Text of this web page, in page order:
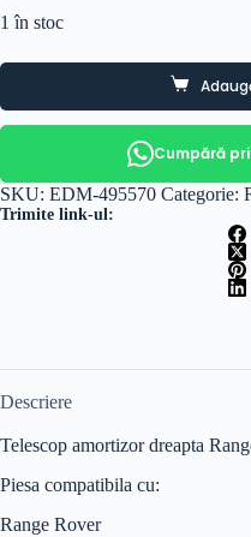
1 în stoc
Cumpără
SKU: EDM-495570 Categorie:
Trimite link-ul:
Descriere
Telescop amortizor dreapta
Piesa compatibila cu:
Range Rover